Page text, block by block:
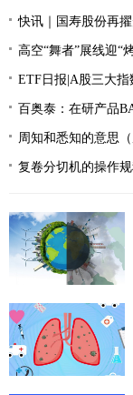
快讯｜国寿股份再
高空“舞者”展线迎“
ETF日报|A股三大指数震荡收
百奥泰：在研产品
周知和悉知的意思
复卷分切机的操作